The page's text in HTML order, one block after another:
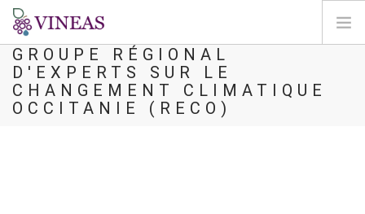
BIENVENIDA
SOBRE VINEAS
VITICULTURE : RAPPORT DU
GROUPE RÉGIONAL
D'EXPERTS SUR LE
CHANGEMENT CLIMATIQUE
OCCITANIE (RECO)